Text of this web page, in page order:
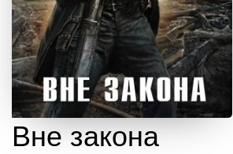
Вне закона